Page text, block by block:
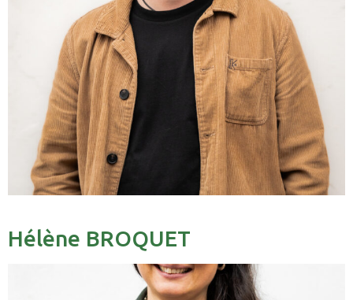
Hélène BROQUET